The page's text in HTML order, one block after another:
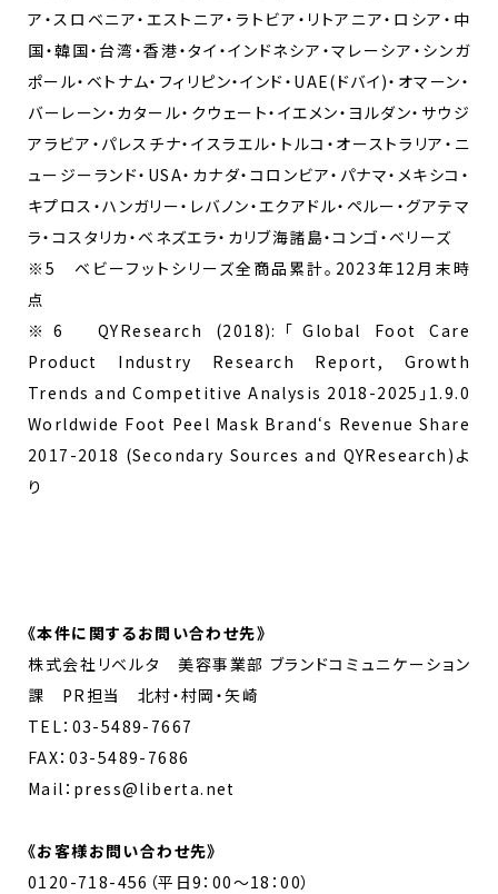
ア・スロベニア・エストニア・ラトビア・リトアニア・ロシア・中
国・韓国・台湾・香港・タイ・インドネシア・マレーシア・シンガ
ポール・ベトナム・フィリピン・インド・UAE(ドバイ)・オマーン・
バーレーン・カタール・クウェート・イエメン・ヨルダン・サウジ
アラビア・パレスチナ・イスラエル・トルコ・オーストラリア・ニ
ュージーランド・USA・カナダ・コロンビア・パナマ・メキシコ・
キプロス・ハンガリー・レバノン・エクアドル・ペルー・グアテマ
ラ・コスタリカ・ベネズエラ・カリブ海諸島・コンゴ・ベリーズ
※5 ベビーフットシリーズ全商品累計。2023年12月末時
点
※6 QYResearch (2018):「Global Foot Care
Product Industry Research Report, Growth
Trends and Competitive Analysis 2018-2025」1.9.0
Worldwide Foot Peel Mask Brand‘s Revenue Share
2017-2018 (Secondary Sources and QYResearch)よ
り
《本件に関するお問い合わせ先》
株式会社リベルタ 美容事業部 ブランドコミュニケーション
課 PR担当 北村・村岡・矢崎
TEL：03-5489-7667
FAX：03-5489-7686
Mail：press@liberta.net
《お客様お問い合わせ先》
0120-718-456（平日9：00～18：00）